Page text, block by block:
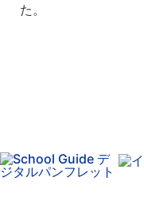
た。